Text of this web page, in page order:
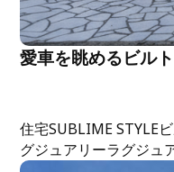
愛車を眺めるビル
住宅SUBLIME STYLE
グジュアリーラグジュ